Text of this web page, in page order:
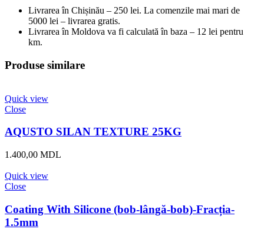
Livrarea în Chișinău – 250 lei. La comenzile mai mari de
5000 lei – livrarea gratis.
Livrarea în Moldova va fi calculată în baza – 12 lei pentru
km.
Produse similare
Quick view
Close
AQUSTO SILAN TEXTURE 25KG
1.400,00 MDL
Quick view
Close
Coating With Silicone (bob-lângă-bob)-Fracția-
1.5mm